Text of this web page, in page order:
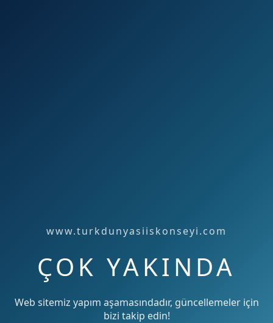
www.turkdunyasiiskonseyi.com
ÇOK YAKINDA
Web sitemiz yapım aşamasındadır, güncellemeler için
bizi takip edin!